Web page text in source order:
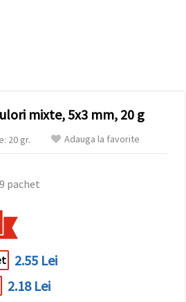
mixte, 5x3 mm, 20 g
20 gr. Adauga la favorite
pachet
2.55 Lei
2.18 Lei